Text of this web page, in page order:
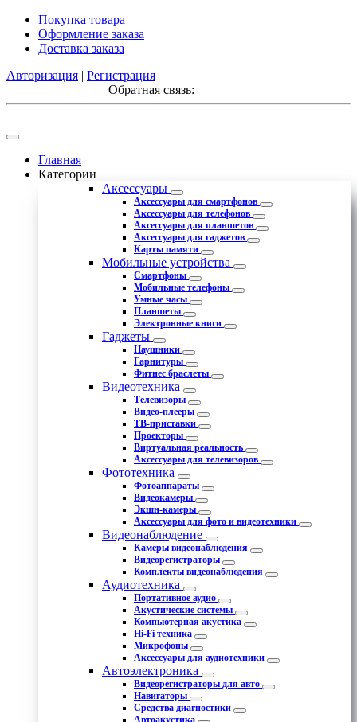
Покупка товара
Оформление заказа
Доставка заказа
Авторизация | Регистрация
Обратная связь:
Главная
Категории
Аксессуары
Аксессуары для смартфонов
Аксессуары для телефонов
Аксессуары для планшетов
Аксессуары для гаджетов
Карты памяти
Мобильные устройства
Смартфоны
Мобильные телефоны
Умные часы
Планшеты
Электронные книги
Гаджеты
Наушники
Гарнитуры
Фитнес браслеты
Видеотехника
Телевизоры
Видео-плееры
ТВ-приставки
Проекторы
Виртуальная реальность
Аксессуары для телевизоров
Фототехника
Фотоаппараты
Видеокамеры
Экшн-камеры
Аксессуары для фото и видеотехники
Видеонаблюдение
Камеры видеонаблюдения
Видеорегистраторы
Комплекты видеонаблюдения
Аудиотехника
Портативное аудио
Акустические системы
Компьютерная акустика
Hi-Fi техника
Микрофоны
Аксессуары для аудиотехники
Автоэлектроника
Видеорегистраторы для авто
Навигаторы
Средства диагностики
Автоакустика